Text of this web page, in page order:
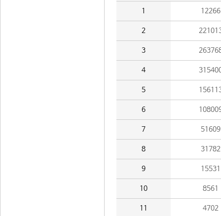
1 12266
2
3
4
5
6
7 51609
8 31782
9 15531
10 8561
11 4702